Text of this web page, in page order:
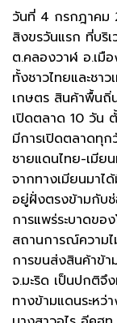
วันที่ 4 กรกฎาคม
สิงขรวันแรก ที่บริ
ต.คลองวาฬ อ.เมื
ทั้งชาวไทยและชา
เกษตร สินค้าพื้นถิ่
เปิดตลาด 10 วัน
มีการเปิดตลาดทุ
ชายแดนไทย-เมีย
จากทางเมียนมาไ
อยู่ฝั่งตรงข้ามกับ
การแพร่ระบาดขอ
สถานการณ์ความไ
การขนส่งสินค้าข้
จ.มะริด เป็นปกติจึ
ทางข้ามแดนระห